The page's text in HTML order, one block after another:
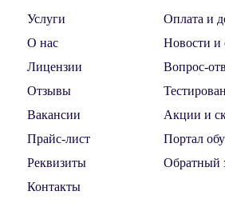
Услуги
О нас
Лицензии
Отзывы
Вакансии
Прайс-лист
Реквизиты
Контакты
Оплата и
Новости и
Вопрос-
Акции и
Портал
Обратный